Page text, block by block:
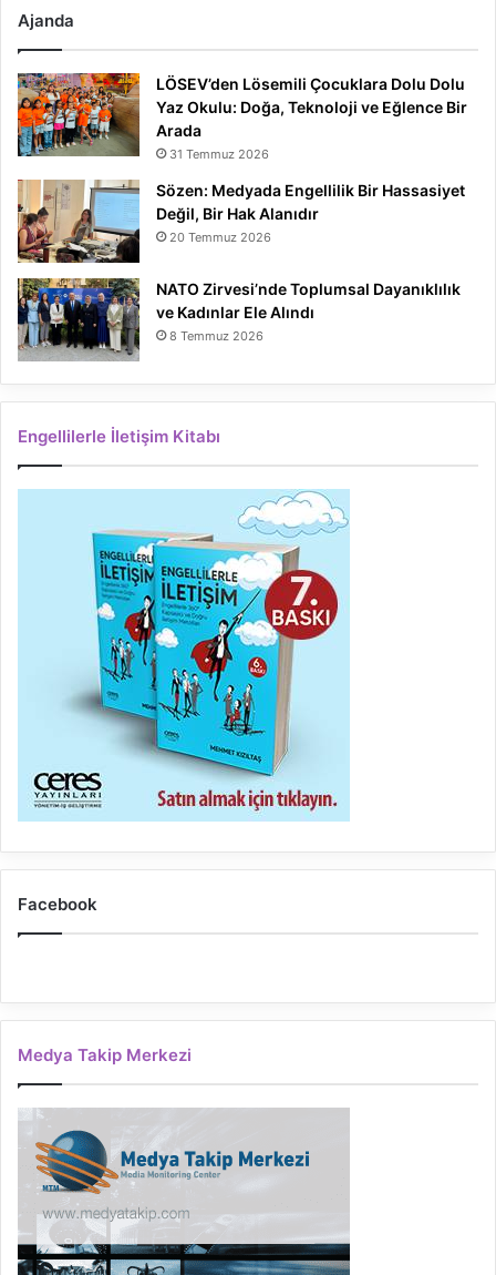
Ajanda
LÖSEV’den Lösemili Çocuklara Dolu Dolu
Yaz Okulu: Doğa, Teknoloji ve Eğlence Bir
Arada
31 Temmuz 2026
Sözen: Medyada Engellilik Bir Hassasiyet
Değil, Bir Hak Alanıdır
20 Temmuz 2026
NATO Zirvesi’nde Toplumsal Dayanıklılık
ve Kadınlar Ele Alındı
8 Temmuz 2026
Engellilerle İletişim Kitabı
Facebook
Medya Takip Merkezi